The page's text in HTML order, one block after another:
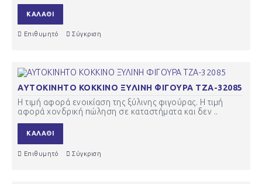
ΚΑΛΆΘΙ
Επιθυμητό Σύγκριση
ΑΥΤΟΚΙΝΗΤΟ ΚΟΚΚΙΝΟ ΞΥΛΙΝΗ ΦΙΓΟΥΡΑ ΤΖΑ-32085
Η τιμή αφορά ενοικίαση της ξύλινης φιγούρας. Η τιμή
αφορά χονδρική πώληση σε καταστήματα και δεν ..
ΚΑΛΆΘΙ
Επιθυμητό Σύγκριση